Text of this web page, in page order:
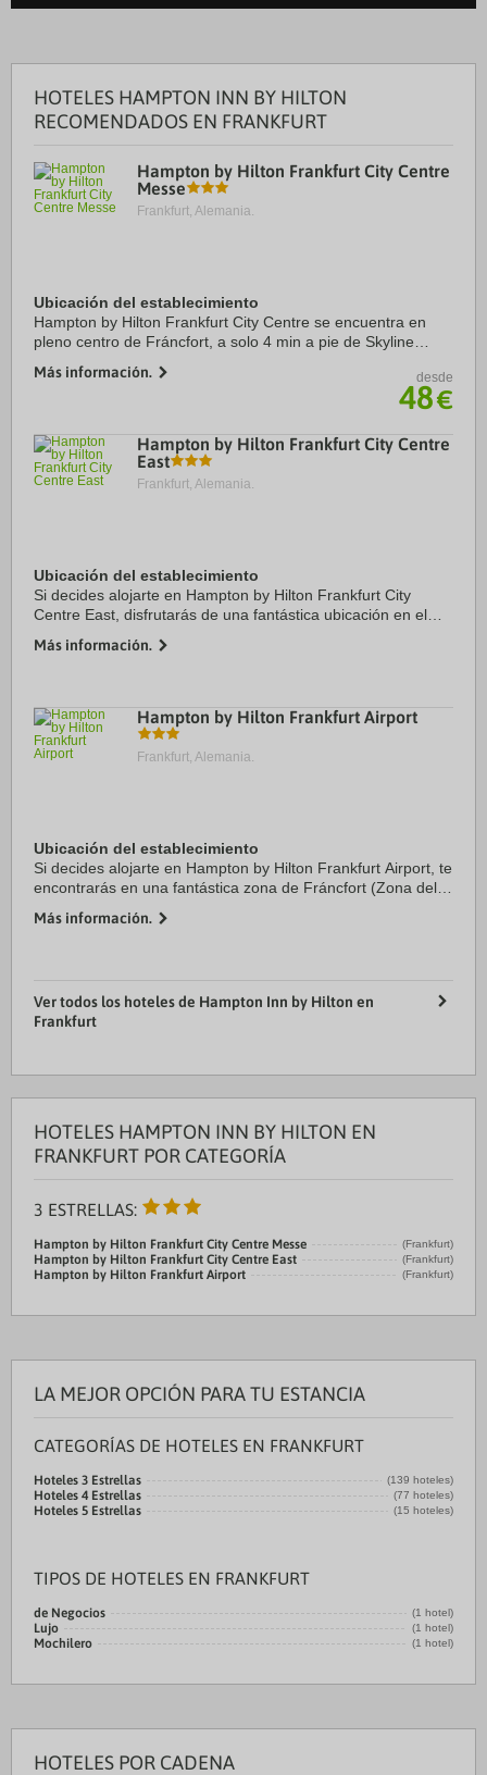
HOTELES HAMPTON INN BY HILTON
RECOMENDADOS EN FRANKFURT
Hampton by Hilton Frankfurt City Centre
Messe
Frankfurt, Alemania.
Ubicación del establecimiento
Hampton by Hilton Frankfurt City Centre se encuentra en
pleno centro de Fráncfort, a solo 4 min a pie de Skyline
Además, este hotel se encuentra a ...
Más información. desde
48€
Hampton by Hilton Frankfurt City Centre
East
Frankfurt, Alemania.
Ubicación del establecimiento
Si decides alojarte en Hampton by Hilton Frankfurt City
Centre East, disfrutarás de una fantástica ubicación en el
Muestras de Fráncfort y ...
Más información.
Hampton by Hilton Frankfurt Airport
Frankfurt, Alemania.
Ubicación del establecimiento
Si decides alojarte en Hampton by Hilton Frankfurt Airport, te
encontrarás en una fantástica zona de Fráncfort (Zona del
min en coche de Parque ...
Más información.
Ver todos los hoteles de Hampton Inn by Hilton en
Frankfurt
HOTELES HAMPTON INN BY HILTON EN
FRANKFURT POR CATEGORÍA
3 ESTRELLAS:
Hampton by Hilton Frankfurt City Centre Messe (Frankfurt)
Hampton by Hilton Frankfurt City Centre East (Frankfurt)
Hampton by Hilton Frankfurt Airport (Frankfurt)
LA MEJOR OPCIÓN PARA TU ESTANCIA
CATEGORÍAS DE HOTELES EN FRANKFURT
Hoteles 3 Estrellas (139 hoteles)
Hoteles 4 Estrellas (77 hoteles)
Hoteles 5 Estrellas (15 hoteles)
TIPOS DE HOTELES EN FRANKFURT
de Negocios (1 hotel)
Lujo (1 hotel)
Mochilero (1 hotel)
HOTELES POR CADENA